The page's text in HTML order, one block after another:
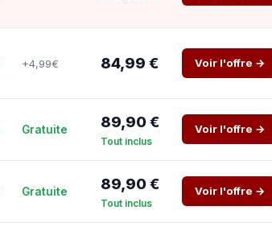
+4,99€ 84,99 € Voir l'offre →
Gratuite 89,90 €
Tout inclus
Voir l'offre →
Gratuite 89,90 €
Tout inclus
Voir l'offre →